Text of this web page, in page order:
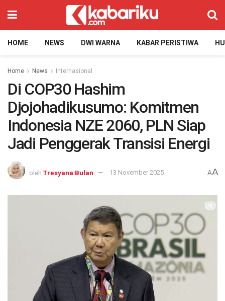
HOME NEWS DWI WARNA KABAR PERISTIWA
Home News Internasional
Di COP30 Hashim
Djojohadikusumo: Komitmen
Indonesia NZE 2060, PLN Siap
Jadi Penggerak Transisi Energi
oleh Tresyana Bulan 13 November 2025 AA